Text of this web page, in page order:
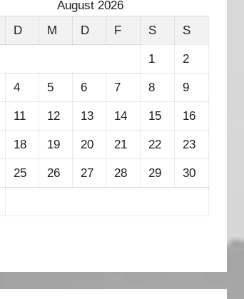
August 2026
D M D F S S
1 2
4 5 6 7 8 9
11 12 13 14 15 16
18 19 20 21 22 23
25 26 27 28 29 30